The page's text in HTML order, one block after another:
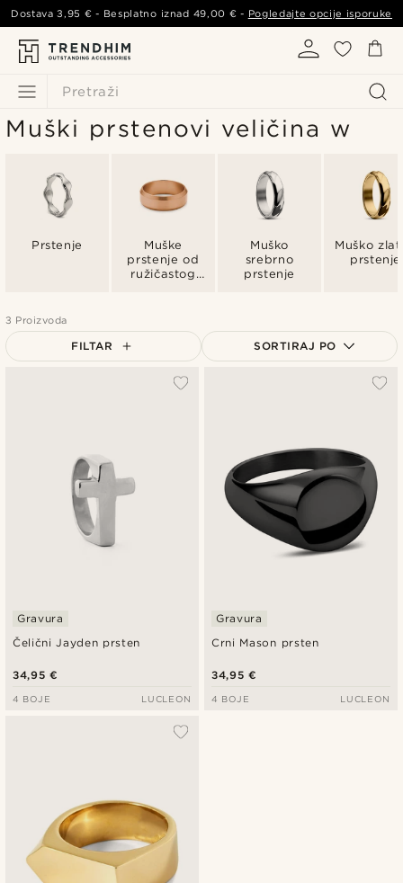
Pretraži
Dostava3,95 € - Besplatno iznad 49,00 € - Pogledajte opcije isporuke
Muški prstenovi veličina w
Prstenje
Muške
prstenje od
ružičastog
Muško
srebrno
prstenje
Muško
prstenje
3 Proizvoda
FILTAR SORTIRAJ PO
Najviša cijena
Čelični Jayden prsten
Gravura
34,95 €
4 BOJE LUCLEON
Crni Mason prsten
Gravura
34,95 €
4 BOJE LUCLEON